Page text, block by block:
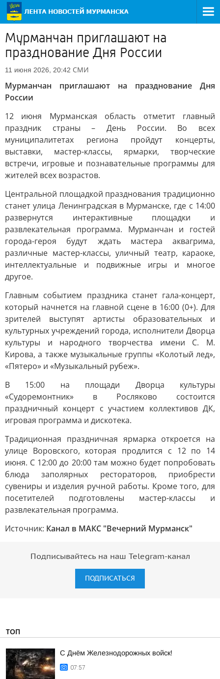
Мурманчан приглашают на
празднование Дня России
11 июня 2026, 20:42 СМИ
Мурманчан приглашают на празднование Дня
России
12 июня Мурманская область отметит главный
праздник страны – День России. Во всех
муниципалитетах региона пройдут концерты,
выставки, мастер-классы, ярмарки, творческие
встречи, игровые и познавательные программы для
жителей всех возрастов.
Центральной площадкой празднования традиционно
станет улица Ленинградская в Мурманске, где с 14:00
развернутся интерактивные площадки и
развлекательная программа. Мурманчан и гостей
города-героя будут ждать мастера аквагрима,
различные мастер-классы, уличный театр, караоке,
интеллектуальные и подвижные игры и многое
другое.
Главным событием праздника станет гала-концерт,
который начнется на главной сцене в 16:00 (0+). Для
зрителей выступят артисты образовательных и
культурных учреждений города, исполнители Дворца
культуры и народного творчества имени С. М.
Кирова, а также музыкальные группы «Колотый лед»,
«Пятеро» и «Музыкальный рубеж».
В 15:00 на площади Дворца культуры
«Судоремонтник» в Росляково состоится
праздничный концерт с участием коллективов ДК,
игровая программа и дискотека.
Традиционная праздничная ярмарка откроется на
улице Воровского, которая продлится с 12 по 14
июня. С 12:00 до 20:00 там можно будет попробовать
блюда заполярных рестораторов, приобрести
сувениры и изделия ручной работы. Кроме того, для
посетителей подготовлены мастер-классы и
развлекательная программа.
Источник: Канал в МАКС "Вечерний Мурманск"
Подписывайтесь на наш Telegram-канал
ПОДПИСАТЬСЯ
ТОП
С Днём Железнодорожных войск!
07:57